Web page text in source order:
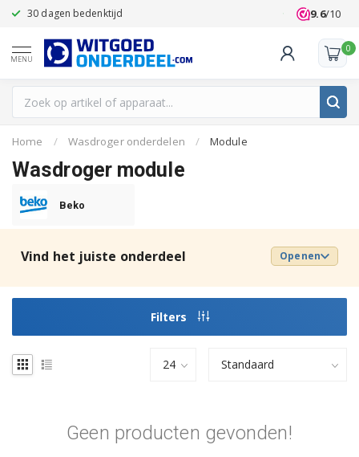
30 dagen bedenktijd Klanten
9.6/10
MENU
0
Home / Wasdroger onderdelen / Module
Wasdroger module
Beko
Vind het juiste onderdeel Openen
Filters
Geen producten gevonden!